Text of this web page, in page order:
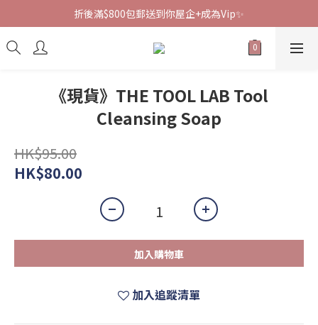
折後滿$800包郵送到你屋企+成為Vip✨
《現貨》THE TOOL LAB Tool
Cleansing Soap
HK$95.00
HK$80.00
加入購物車
加入追蹤清單